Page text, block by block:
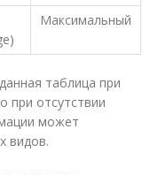
Максимальный
таблица при
при отсутствии
может
видов.